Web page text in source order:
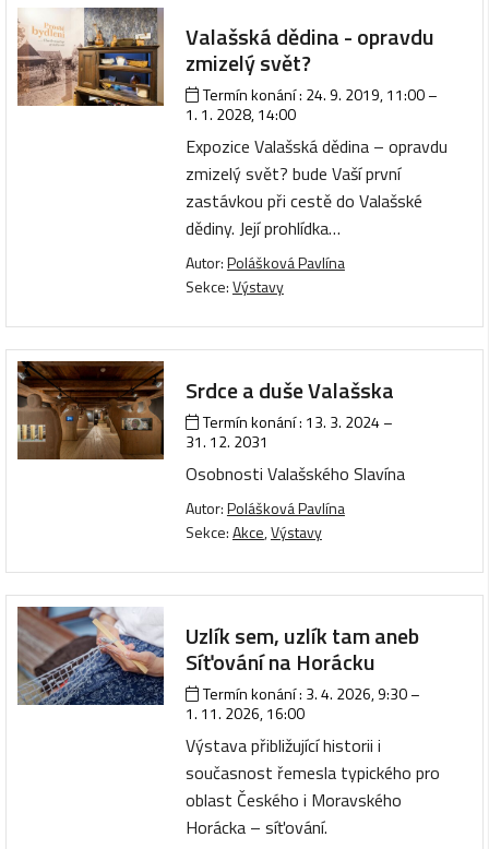
Valašská dědina - opravdu
zmizelý svět?
Termín konání : 24. 9. 2019, 11:00–
1. 1. 2028, 14:00
Expozice Valašská dědina – opravdu
zmizelý svět? bude Vaší první
zastávkou při cestě do Valašské
dědiny. Její prohlídka…
Autor:Polášková Pavlína
Sekce:Výstavy
Srdce a duše Valašska
Termín konání : 13. 3. 2024–
31. 12. 2031
Osobnosti Valašského Slavína
Autor:Polášková Pavlína
Sekce:Akce,Výstavy
Uzlík sem, uzlík tam aneb
Síťování na Horácku
Termín konání : 3. 4. 2026, 9:30–
1. 11. 2026, 16:00
Výstava přibližující historii i
současnost řemesla typického pro
oblast Českého i Moravského
Horácka – síťování.